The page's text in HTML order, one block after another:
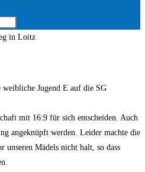
Jugend E auf die SG
mit 16:9 für sich entscheiden. Auch
angeknüpft werden. Leider machte die
unseren Mädels nicht halt, so dass